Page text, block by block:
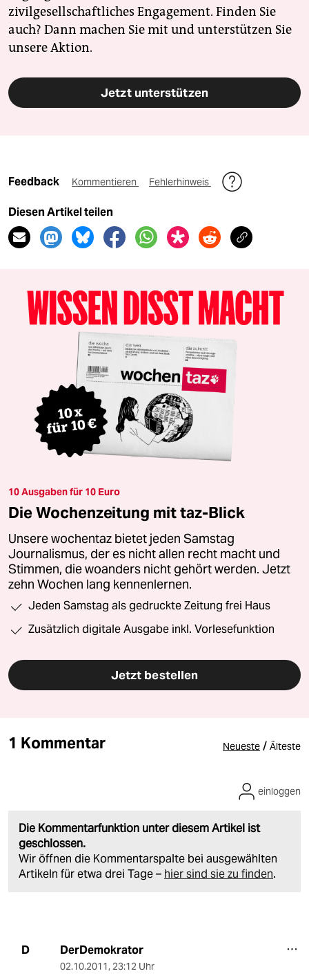
zivilgesellschaftliches Engagement. Finden Sie
auch? Dann machen Sie mit und unterstützen Sie
unsere Aktion.
Jetzt unterstützen
Feedback Kommentieren Fehlerhinweis
Diesen Artikel teilen
10 Ausgaben für 10 Euro
Die Wochenzeitung mit taz-Blick
Unsere wochentaz bietet jeden Samstag
Journalismus, der es nicht allen recht macht und
Stimmen, die woanders nicht gehört werden. Jetzt
zehn Wochen lang kennenlernen.
Jeden Samstag als gedruckte Zeitung frei Haus
Zusätzlich digitale Ausgabe inkl. Vorlesefunktion
Jetzt bestellen
1 Kommentar Neueste / Älteste
Die Kommentarfunktion unter diesem Artikel ist
geschlossen.
Wir öffnen die Kommentarspalte bei ausgewählten
Artikeln für etwa drei Tage – hier sind sie zu finden.
einloggen
D DerDemokrator
02.10.2011, 23:12 Uhr